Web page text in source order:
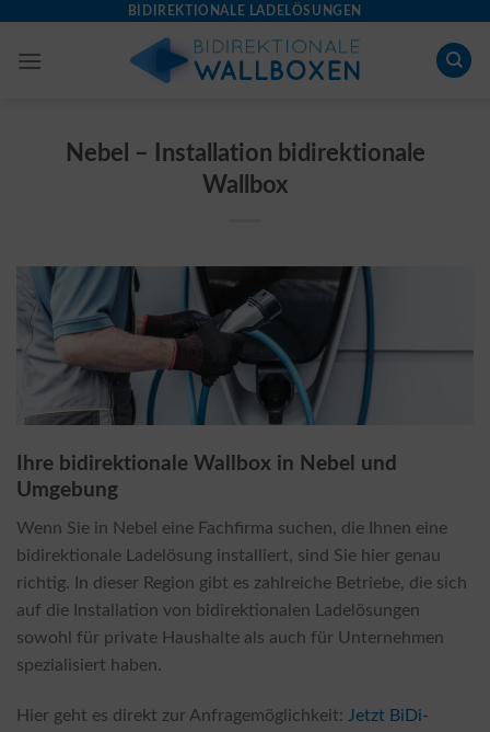
content
BIDIREKTIONALE LADELÖSUNGEN
Nebel – Installation bidirektionale
Wallbox
Ihre bidirektionale Wallbox in Nebel und
Umgebung
Wenn Sie in Nebel eine Fachfirma suchen, die Ihnen eine
bidirektionale Ladelösung installiert, sind Sie hier genau
richtig. In dieser Region gibt es zahlreiche Betriebe, die sich
auf die Installation von bidirektionalen Ladelösungen
sowohl für private Haushalte als auch für Unternehmen
spezialisiert haben.
Hier geht es direkt zur Anfragemöglichkeit: Jetzt BiDi-